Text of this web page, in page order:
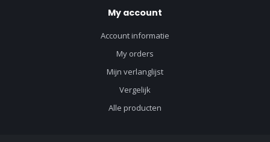
My account
Account informatie
My orders
Mijn verlanglijst
Vergelijk
Alle producten